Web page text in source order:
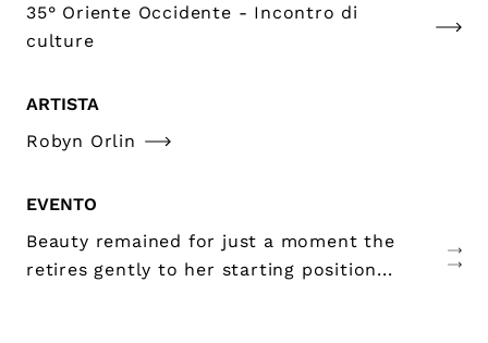
35° Oriente Occidente - Incontro di
culture
ARTISTA
Robyn Orlin
EVENTO
Beauty remained for just a moment the
retires gently to her starting position...